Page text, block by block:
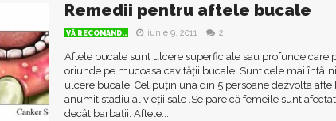
Remedii pentru aftele bucale
VĂ RECOMAND.. iunie 9, 2011 2
Aftele bucale sunt ulcere superficiale sau profunde care
oriunde pe mucoasa cavității bucale. Sunt cele mai
ulcere bucale. Cel puțin una din 5 persoane dezvolta
anumit stadiu al vieții sale .Se pare că femeile sunt
decât barbații. Aftele...